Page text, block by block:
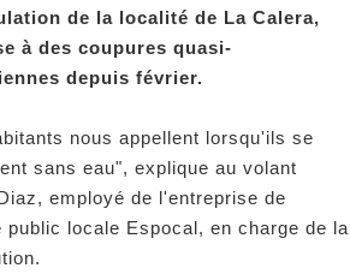
de la localité de La Calera,
à des coupures quasi-
depuis février.
nous appellent lorsqu'ils se
sans eau", explique au volant
employé de l'entreprise de
public locale Espocal, en charge de la